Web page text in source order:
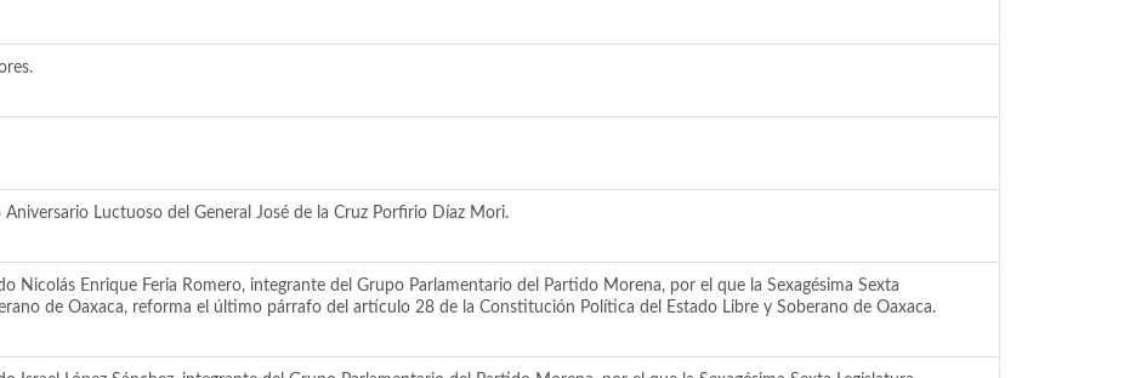
Luctuoso del General José de la Cruz Porfirio Díaz Mori.
Nicolás Enrique Feria Romero, integrante del Grupo Parlamentario del Partido Morena, por el que la Sexagésima Sexta
de Oaxaca, reforma el último párrafo del artículo 28 de la Constitución Política del Estado Libre y Soberano de Oaxaca.